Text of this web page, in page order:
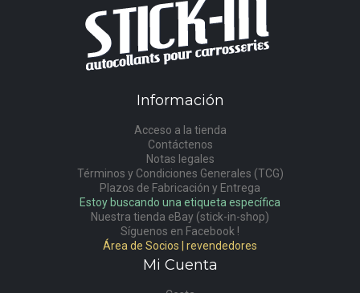
Información
Acceso a la tienda
Contáctenos
Notas legales
Términos y Condiciones Generales (TCG)
Plazos de Fabricación y Entrega
Estoy buscando una etiqueta específica
Nuestra tienda eBay (stick-in-shop)
Síguenos en Facebook !
Área de Socios | revendedores
Mi Cuenta